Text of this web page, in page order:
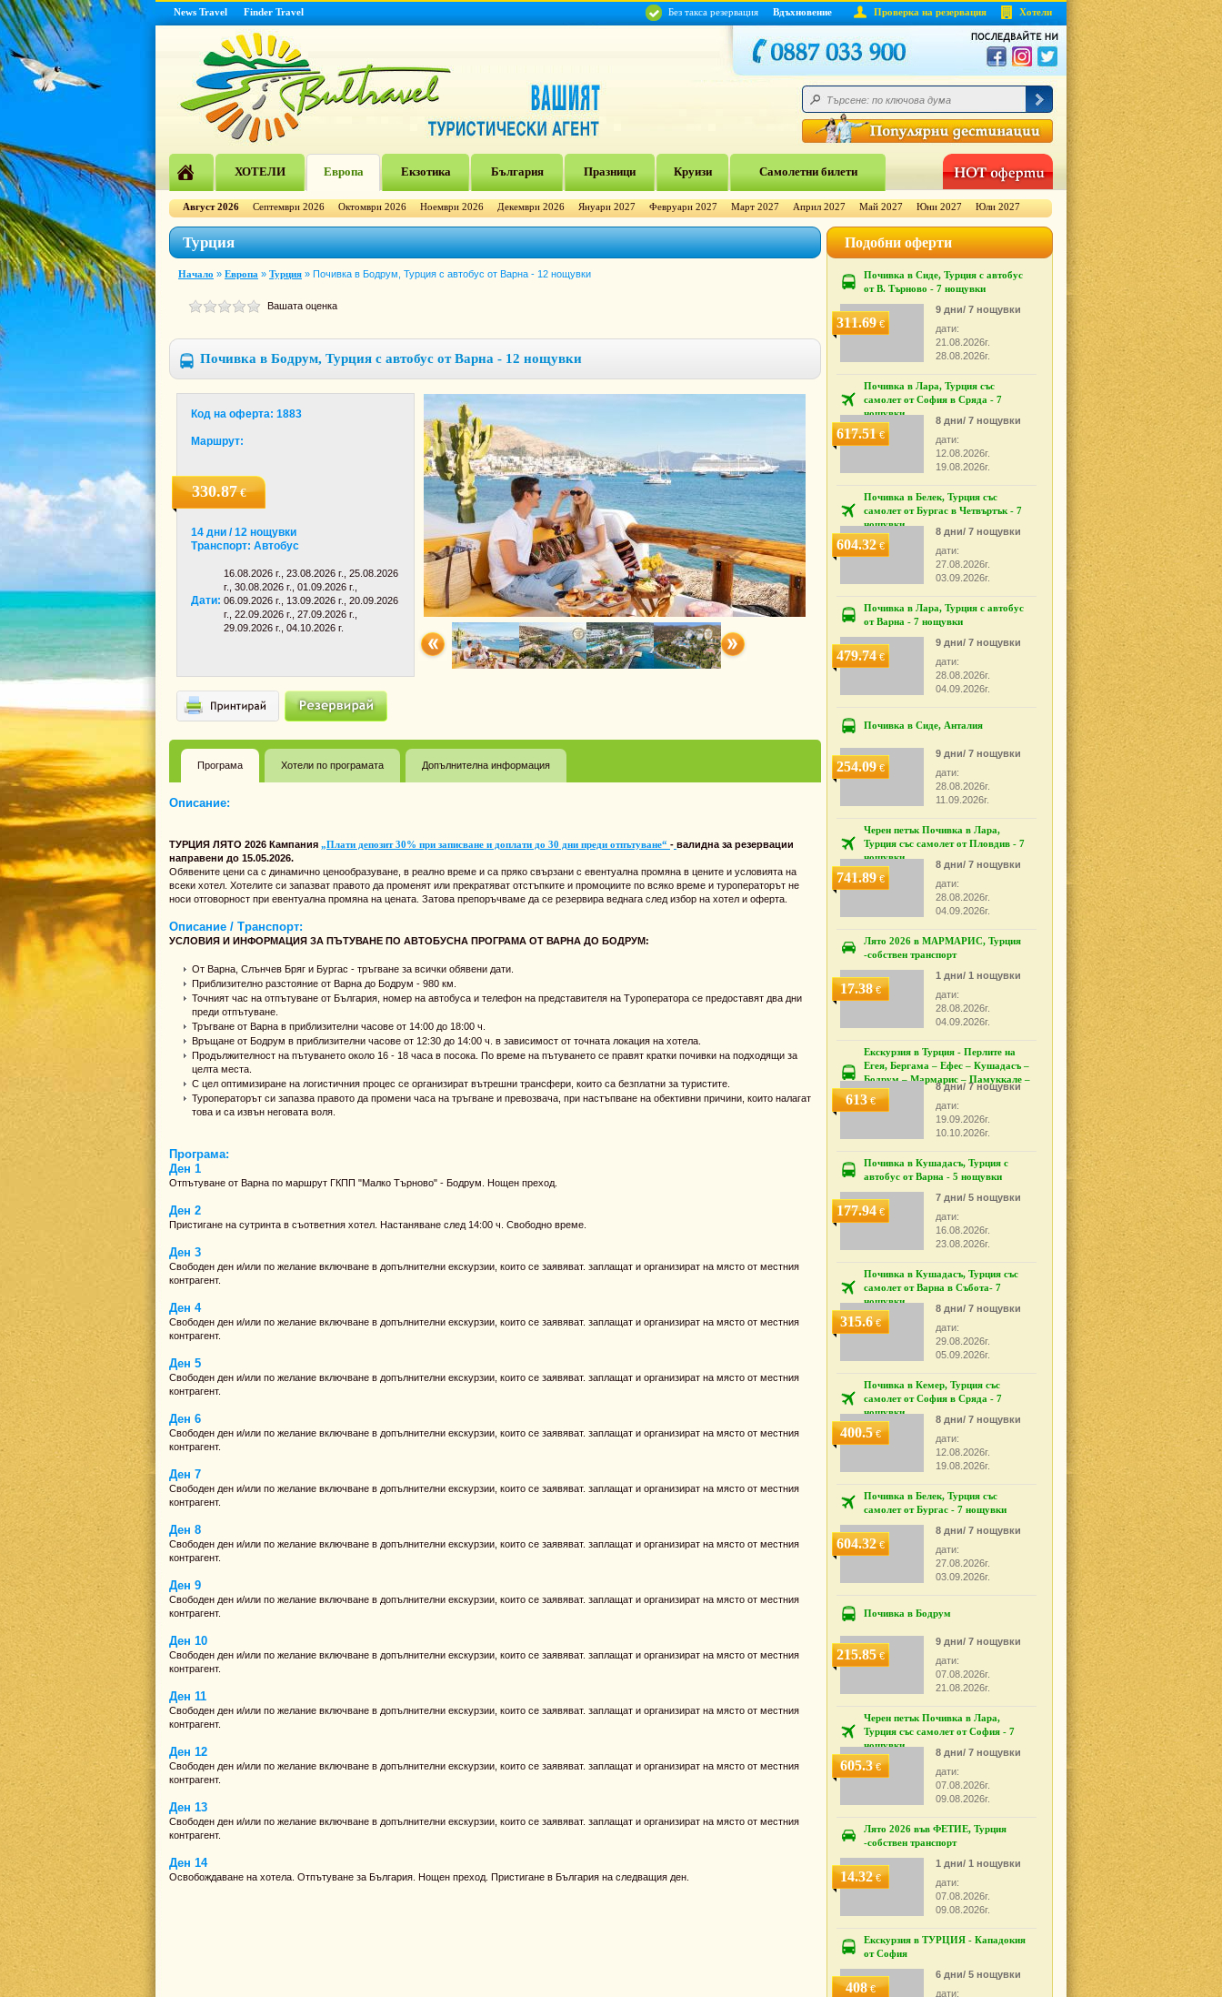
Без такса резервация Вдъхновение Проверка на резервация Хотели
News Travel Finder Travel
ХОТЕЛИ Европа Екзотика България Празници Круизи Самолетни билети
Август 2026 Септември 2026 Октомври 2026 Ноември 2026 Декември 2026 Януари 2027 Февруари 2027 Март 2027 Април 2027 Май 2027 Юни 2027 Юли 2027
Турция
Начало » Европа » Турция » Почивка в Бодрум, Турция с автобус от Варна - 12 нощувки
Вашата оценка
Почивка в Бодрум, Турция с автобус от Варна - 12 нощувки
Код на оферта: 1883
Маршрут:
330.87€
14 дни / 12 нощувки
Транспорт: Автобус
Дати:
16.08.2026 г., 23.08.2026 г., 25.08.2026
г., 30.08.2026 г., 01.09.2026 г.,
06.09.2026 г., 13.09.2026 г., 20.09.2026
г., 22.09.2026 г., 27.09.2026 г.,
29.09.2026 г., 04.10.2026 г.
Програма Хотели по програмата Допълнителна информация
Описание:
ТУРЦИЯ ЛЯТО 2026 Кампания „Плати депозит 30% при записване и доплати до 30 дни преди отпътуване“ - валидна за резервации
направени до 15.05.2026.
Обявените цени са с динамично ценообразуване, в реално време и са пряко свързани с евентуална промяна в цените и условията на
всеки хотел. Хотелите си запазват правото да променят или прекратяват отстъпките и промоциите по всяко време и туроператорът не
носи отговорност при евентуална промяна на цената. Затова препоръчваме да се резервира веднага след избор на хотел и оферта.
Описание / Транспорт:
УСЛОВИЯ И ИНФОРМАЦИЯ ЗА ПЪТУВАНЕ ПО АВТОБУСНА ПРОГРАМА ОТ ВАРНА ДО БОДРУМ:
От Варна, Слънчев Бряг и Бургас - тръгване за всички обявени дати.
Приблизително разстояние от Варна до Бодрум - 980 км.
Точният час на отпътуване от България, номер на автобуса и телефон на представителя на Tуроператора се предоставят два дни
преди отпътуване.
Тръгване от Варна в приблизителни часове от 14:00 до 18:00 ч.
Връщане от Бодрум в приблизителни часове от 12:30 до 14:00 ч. в зависимост от точната локация на хотела.
Продължителност на пътуването около 16 - 18 часа в посока. По време на пътуването се правят кратки почивки на подходящи за
целта места.
С цел оптимизиране на логистичния процес се организират вътрешни трансфери, които са безплатни за туристите.
Туроператорът си запазва правото да промени часа на тръгване и превозвача, при настъпване на обективни причини, които налагат
това и са извън неговата воля.
Програма:
Ден 1
Отпътуване от Варна по маршрут ГКПП "Малко Търново" - Бодрум. Нощен преход.
Ден 2
Пристигане на сутринта в съответния хотел. Настаняване след 14:00 ч. Свободно време.
Ден 3
Свободен ден и/или по желание включване в допълнителни екскурзии, които се заявяват. заплащат и организират на място от местния
контрагент.
Ден 4
Свободен ден и/или по желание включване в допълнителни екскурзии, които се заявяват. заплащат и организират на място от местния
контрагент.
Ден 5
Свободен ден и/или по желание включване в допълнителни екскурзии, които се заявяват. заплащат и организират на място от местния
контрагент.
Ден 6
Свободен ден и/или по желание включване в допълнителни екскурзии, които се заявяват. заплащат и организират на място от местния
контрагент.
Ден 7
Свободен ден и/или по желание включване в допълнителни екскурзии, които се заявяват. заплащат и организират на място от местния
контрагент.
Ден 8
Свободен ден и/или по желание включване в допълнителни екскурзии, които се заявяват. заплащат и организират на място от местния
контрагент.
Ден 9
Свободен ден и/или по желание включване в допълнителни екскурзии, които се заявяват. заплащат и организират на място от местния
контрагент.
Ден 10
Свободен ден и/или по желание включване в допълнителни екскурзии, които се заявяват. заплащат и организират на място от местния
контрагент.
Ден 11
Свободен ден и/или по желание включване в допълнителни екскурзии, които се заявяват. заплащат и организират на място от местния
контрагент.
Ден 12
Свободен ден и/или по желание включване в допълнителни екскурзии, които се заявяват. заплащат и организират на място от местния
контрагент.
Ден 13
Свободен ден и/или по желание включване в допълнителни екскурзии, които се заявяват. заплащат и организират на място от местния
контрагент.
Ден 14
Освобождаване на хотела. Отпътуване за България. Нощен преход. Пристигане в България на следващия ден.
Подобни оферти
Почивка в Сиде, Турция с автобус
от В. Търново - 7 нощувки
311.69€
9 дни/ 7 нощувки
дати:
21.08.2026г.
28.08.2026г.
Почивка в Лара, Турция със
самолет от София в Сряда - 7
нощувки
617.51€
8 дни/ 7 нощувки
дати:
12.08.2026г.
19.08.2026г.
Почивка в Белек, Турция със
самолет от Бургас в Четвъртък - 7
нощувки
604.32€
8 дни/ 7 нощувки
дати:
27.08.2026г.
03.09.2026г.
Почивка в Лара, Турция с автобус
от Варна - 7 нощувки
479.74€
9 дни/ 7 нощувки
дати:
28.08.2026г.
04.09.2026г.
Почивка в Сиде, Анталия
254.09€
9 дни/ 7 нощувки
дати:
28.08.2026г.
11.09.2026г.
Черен петък Почивка в Лара,
Турция със самолет от Пловдив - 7
нощувки
741.89€
8 дни/ 7 нощувки
дати:
28.08.2026г.
04.09.2026г.
Лято 2026 в МАРМАРИС, Турция
-собствен транспорт
17.38€
1 дни/ 1 нощувки
дати:
28.08.2026г.
04.09.2026г.
Екскурзия в Турция - Перлите на
Егея, Бергама – Ефес – Кушадасъ –
Бодрум – Мармарис – Памуккале –
Измир
613€
8 дни/ 7 нощувки
дати:
19.09.2026г.
10.10.2026г.
Почивка в Кушадасъ, Турция с
автобус от Варна - 5 нощувки
177.94€
7 дни/ 5 нощувки
дати:
16.08.2026г.
23.08.2026г.
Почивка в Кушадасъ, Турция със
самолет от Варна в Събота- 7
нощувки
315.6€
8 дни/ 7 нощувки
дати:
29.08.2026г.
05.09.2026г.
Почивка в Кемер, Турция със
самолет от София в Сряда - 7
нощувки
400.5€
8 дни/ 7 нощувки
дати:
12.08.2026г.
19.08.2026г.
Почивка в Белек, Турция със
самолет от Бургас - 7 нощувки
604.32€
8 дни/ 7 нощувки
дати:
27.08.2026г.
03.09.2026г.
Почивка в Бодрум
215.85€
9 дни/ 7 нощувки
дати:
07.08.2026г.
21.08.2026г.
Черен петък Почивка в Лара,
Турция със самолет от София - 7
нощувки
605.3€
8 дни/ 7 нощувки
дати:
07.08.2026г.
09.08.2026г.
Лято 2026 във ФЕТИЕ, Турция
-собствен транспорт
14.32€
1 дни/ 1 нощувки
дати:
07.08.2026г.
09.08.2026г.
Екскурзия в ТУРЦИЯ - Кападокия
от София
408€
6 дни/ 5 нощувки
дати: